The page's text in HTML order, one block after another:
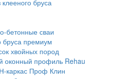
бруса
бетонные сваи
бруса премиум
хвойных пород
оконный профиль Rehau
каркас Проф Клин